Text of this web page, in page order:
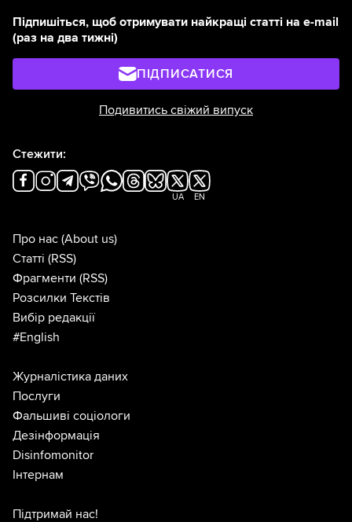
Підпишіться, щоб отримувати найкращі статті на e-mail
(раз на два тижні)
ПІДПИСАТИСЯ
Подивитись свіжий випуск
Стежити:
UA EN
Про нас (About us)
Статті (RSS)
Фрагменти (RSS)
Розсилки Текстів
Вибір редакції
#English
Журналістика даних
Послуги
Фальшиві соціологи
Дезінформація
Disinfomonitor
Інтернам
Підтримай нас!